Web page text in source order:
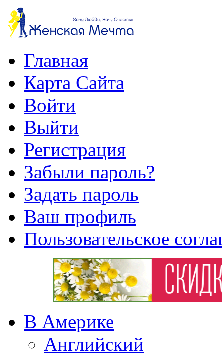
Главная
Карта Сайта
Войти
Выйти
Регистрация
Забыли пароль?
Задать пароль
Ваш профиль
Пользовательское
В Америке
Английский